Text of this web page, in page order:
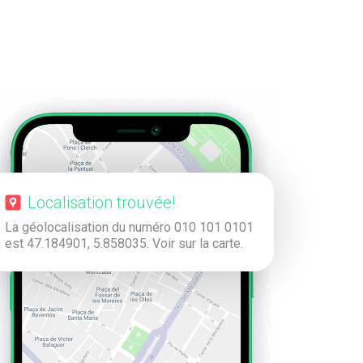
Localisation trouvée!
La géolocalisation du numéro 010 101 0101
est 47.184901, 5.858035. Voir sur la carte.